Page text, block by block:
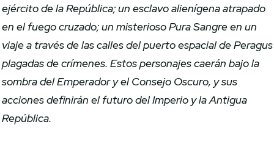
ejército de la República; un esclavo alienígena atrapado
en el fuego cruzado; un misterioso Pura Sangre en un
viaje a través de las calles del puerto espacial de Peragus
plagadas de crímenes. Estos personajes caerán bajo la
sombra del Emperador y el Consejo Oscuro, y sus
acciones definirán el futuro del Imperio y la Antigua
República.